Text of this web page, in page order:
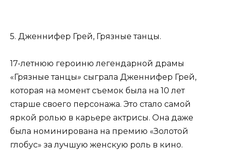
5. Дженнифер Грей, Грязные танцы.
17-летнюю героиню легендарной драмы
«Грязные танцы» сыграла Дженнифер Грей,
которая на момент съемок была на 10 лет
старше своего персонажа. Это стало самой
яркой ролью в карьере актрисы. Она даже
была номинирована на премию «Золотой
глобус» за лучшую женскую роль в кино.